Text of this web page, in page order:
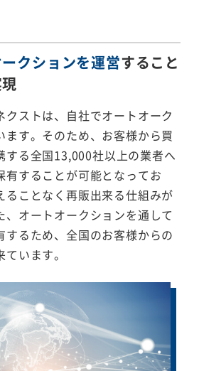
クションを運営すること
クストは、自社でオートオーク
ます。そのため、お客様から買
する全国13,000社以上の業者へ
有することが可能となってお
ることなく再販出来る仕組みが
、オートオークションを通して
するため、全国のお客様からの
います。